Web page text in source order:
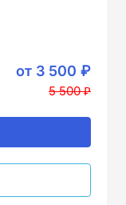
от 3 500 ₽
5 500 ₽